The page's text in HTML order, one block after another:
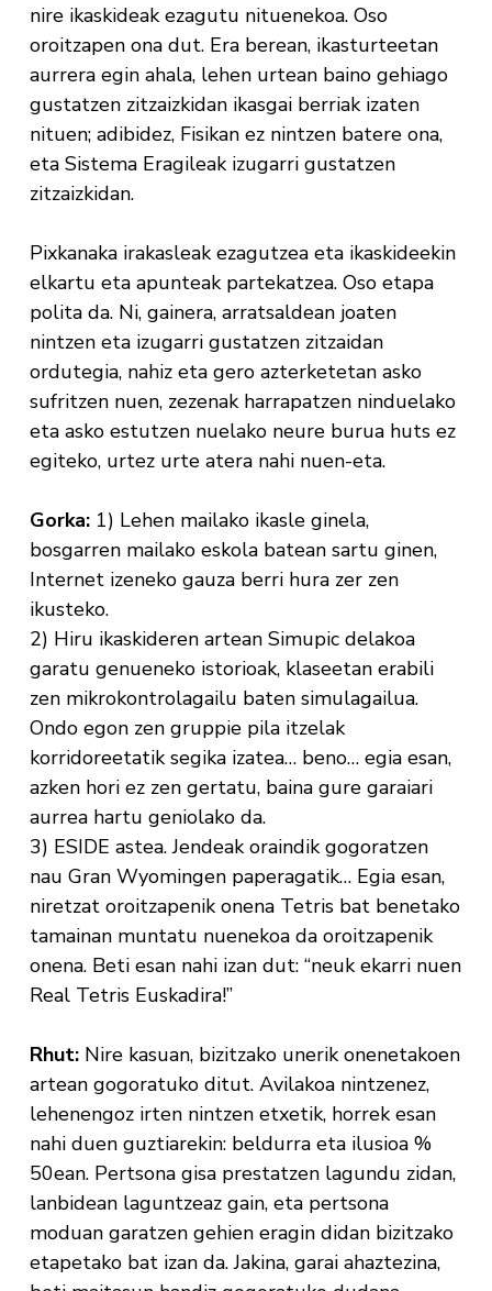
nire ikaskideak ezagutu nituenekoa. Oso
oroitzapen ona dut. Era berean, ikasturteetan
aurrera egin ahala, lehen urtean baino gehiago
gustatzen zitzaizkidan ikasgai berriak izaten
nituen; adibidez, Fisikan ez nintzen batere ona,
eta Sistema Eragileak izugarri gustatzen
zitzaizkidan.
Pixkanaka irakasleak ezagutzea eta ikaskideekin
elkartu eta apunteak partekatzea. Oso etapa
polita da. Ni, gainera, arratsaldean joaten
nintzen eta izugarri gustatzen zitzaidan
ordutegia, nahiz eta gero azterketetan asko
sufritzen nuen, zezenak harrapatzen ninduelako
eta asko estutzen nuelako neure burua huts ez
egiteko, urtez urte atera nahi nuen-eta.
Gorka:1) Lehen mailako ikasle ginela,
bosgarren mailako eskola batean sartu ginen,
Internet izeneko gauza berri hura zer zen
ikusteko.
2) Hiru ikaskideren artean Simupic delakoa
garatu genueneko istorioak, klaseetan erabili
zen mikrokontrolagailu baten simulagailua.
Ondo egon zen gruppie pila itzelak
korridoreetatik segika izatea… beno… egia esan,
azken hori ez zen gertatu, baina gure garaiari
aurrea hartu geniolako da.
3) ESIDE astea. Jendeak oraindik gogoratzen
nau Gran Wyomingen paperagatik… Egia esan,
niretzat oroitzapenik onena Tetris bat benetako
tamainan muntatu nuenekoa da oroitzapenik
onena. Beti esan nahi izan dut: “neuk ekarri nuen
Real Tetris Euskadira!”
Rhut:Nire kasuan, bizitzako unerik onenetakoen
artean gogoratuko ditut. Avilakoa nintzenez,
lehenengoz irten nintzen etxetik, horrek esan
nahi duen guztiarekin: beldurra eta ilusioa %
50ean. Pertsona gisa prestatzen lagundu zidan,
lanbidean laguntzeaz gain, eta pertsona
moduan garatzen gehien eragin didan bizitzako
etapetako bat izan da. Jakina, garai ahaztezina,